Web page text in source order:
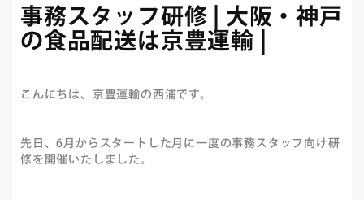
事務スタッフ研修 | 大阪・神戸
の食品配送は京豊運輸 |
こんにちは、京豊運輸の西浦です。
先日、6月からスタートした月に一度の事務スタッフ向け研
修を開催いたしました。